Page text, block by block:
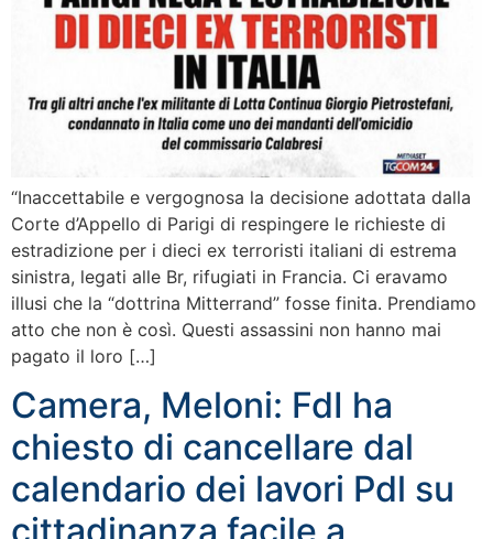
“Inaccettabile e vergognosa la decisione adottata dalla
Corte d’Appello di Parigi di respingere le richieste di
estradizione per i dieci ex terroristi italiani di estrema
sinistra, legati alle Br, rifugiati in Francia. Ci eravamo
illusi che la “dottrina Mitterrand” fosse finita. Prendiamo
atto che non è così. Questi assassini non hanno mai
pagato il loro […]
Camera, Meloni: FdI ha
chiesto di cancellare dal
calendario dei lavori Pdl su